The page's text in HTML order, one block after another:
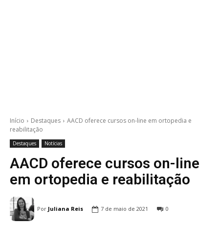
Início Destaques
AACD oferece cursos on-line em ortopedia e
reabilitação
Destaques Notícias
AACD oferece cursos on-line
em ortopedia e reabilitação
Por Juliana Reis 7 de maio de 2021 0